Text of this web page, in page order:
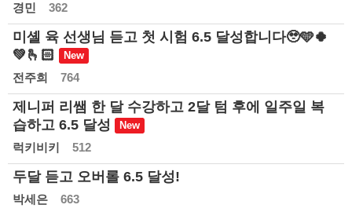
경민 362
미셸 육 선생님 듣고 첫 시험 6.5 달성합니다🥹🩵🍀
💚🫰🏻
전주희 764
제니퍼 리쌤 한 달 수강하고 2달 텀 후에 일주일 복
습하고 6.5 달성
럭키비키 512
두달 듣고 오버롤 6.5 달성!
박세은 663